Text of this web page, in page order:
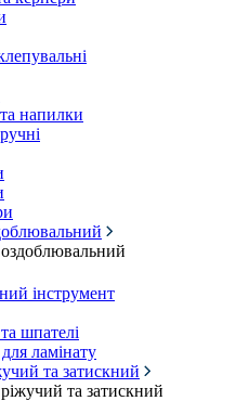
напилки
інструмент
шпателі
ламінату
та затискний
та затискний